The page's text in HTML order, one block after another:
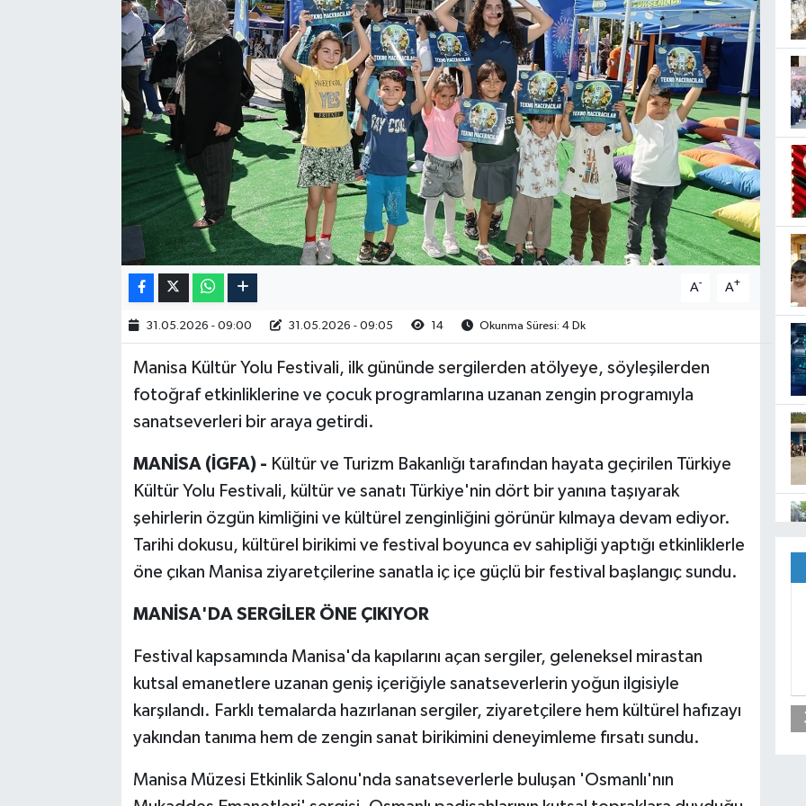
A- A+
31.05.2026 - 09:00 31.05.2026 - 09:05 14 Okunma Süresi: 4 Dk
Manisa Kültür Yolu Festivali, ilk gününde sergilerden atölyeye, söyleşilerden
fotoğraf etkinliklerine ve çocuk programlarına uzanan zengin programıyla
sanatseverleri bir araya getirdi.
MANİSA (İGFA) - Kültür ve Turizm Bakanlığı tarafından hayata geçirilen Türkiye
Kültür Yolu Festivali, kültür ve sanatı Türkiye'nin dört bir yanına taşıyarak
şehirlerin özgün kimliğini ve kültürel zenginliğini görünür kılmaya devam ediyor.
Tarihi dokusu, kültürel birikimi ve festival boyunca ev sahipliği yaptığı etkinliklerle
öne çıkan Manisa ziyaretçilerine sanatla iç içe güçlü bir festival başlangıç sundu.
MANİSA'DA SERGİLER ÖNE ÇIKIYOR
Festival kapsamında Manisa'da kapılarını açan sergiler, geleneksel mirastan
kutsal emanetlere uzanan geniş içeriğiyle sanatseverlerin yoğun ilgisiyle
karşılandı. Farklı temalarda hazırlanan sergiler, ziyaretçilere hem kültürel hafızayı
yakından tanıma hem de zengin sanat birikimini deneyimleme fırsatı sundu.
Manisa Müzesi Etkinlik Salonu'nda sanatseverlerle buluşan 'Osmanlı'nın
RESMİ İLAN